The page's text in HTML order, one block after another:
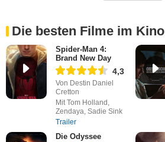
Die besten Filme im Kino
Spider-Man 4:
Brand New Day
4,3
Von Destin Daniel
Cretton
Mit Tom Holland,
Zendaya, Sadie Sink
Trailer
Die Odyssee